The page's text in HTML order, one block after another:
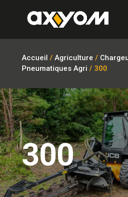
Accueil / Agriculture /
Pneumatiques Agri / 300
300